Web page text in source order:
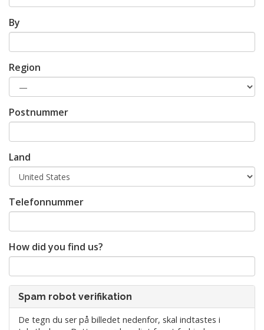
By
Region
Postnummer
Land
Telefonnummer
How did you find us?
Spam robot verifikation
De tegn du ser på billedet nedenfor, skal indtastes i